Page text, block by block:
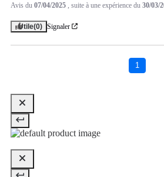
Avis du 07/04/2025 , suite à une expérience du 30/03/
Utile(0) Signaler
1